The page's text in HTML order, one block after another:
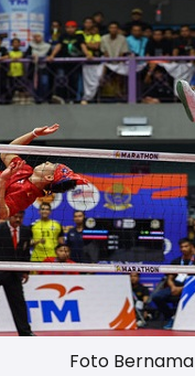
Foto Bernama